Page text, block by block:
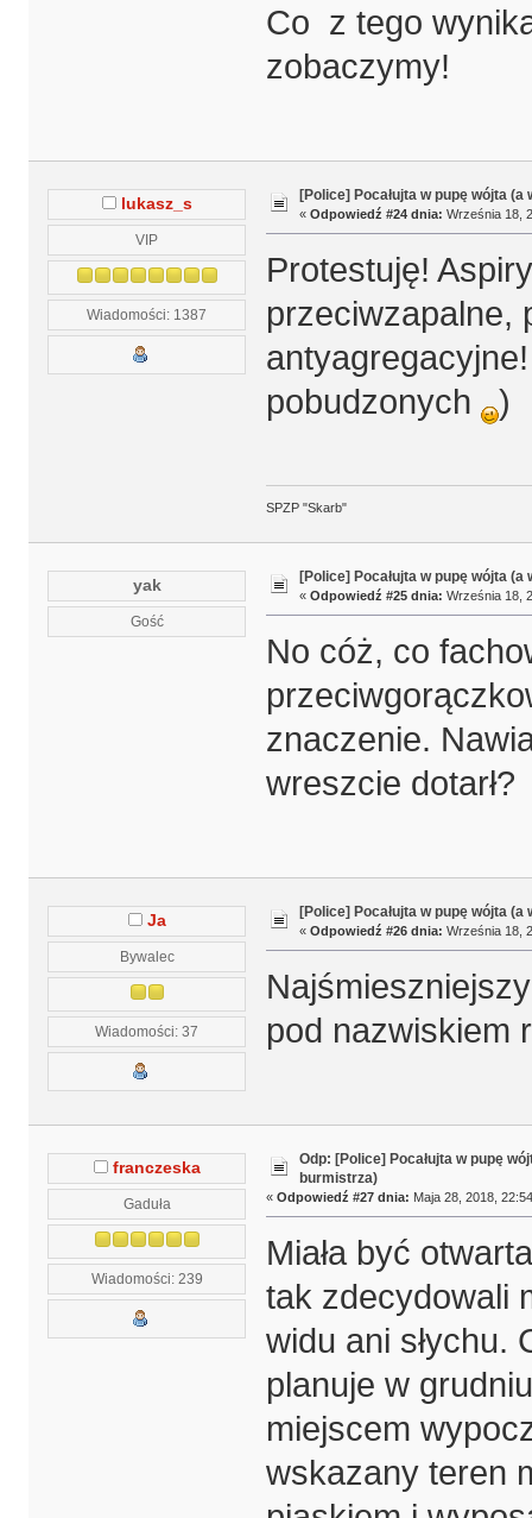
Co z tego
zobaczymy!
lukasz_s
VIP
Wiadomości: 1387
[Police] Pocałujta w pupę wójta (a
« Odpowiedź #24 dnia: Września 18,
Protestuję!
przeciwzapalne,
pobudzonych
)
SPZP "Skarb"
yak
Gość
[Police] Pocałujta w pupę wójta (a
« Odpowiedź #25 dnia: Września 18,
No cóż, co
znaczenie.
wreszcie dotarł?
Ja
Bywalec
Wiadomości: 37
[Police] Pocałujta w pupę wójta (a
« Odpowiedź #26 dnia: Września 18,
pod nazwiskiem
franczeska
Gaduła
Wiadomości: 239
Odp: [Police] Pocałujta w pupę
burmistrza)
« Odpowiedź #27 dnia: Maja 28, 2018,
Miała być
tak zdecydowali
widu ani słychu.
planuje w
miejscem
wskazany teren